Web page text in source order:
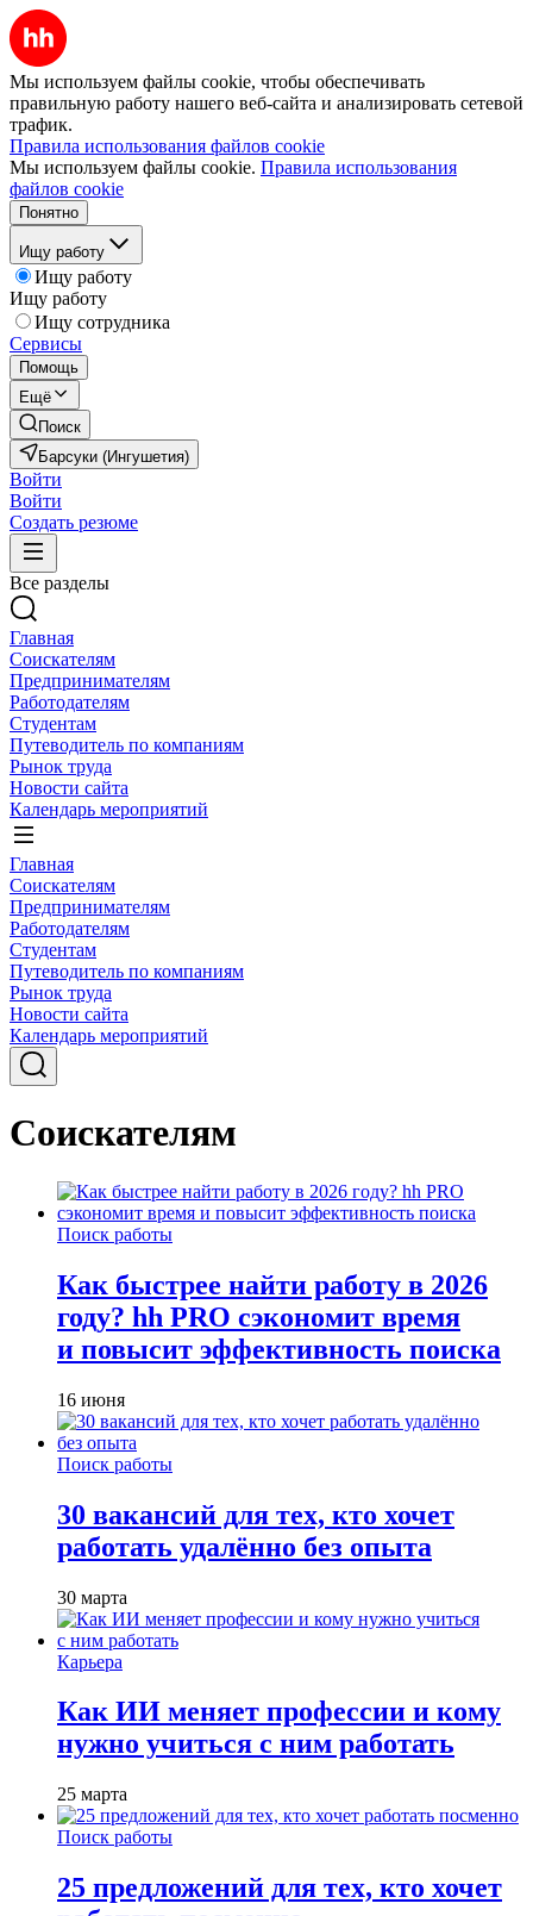
Мы используем файлы cookie, чтобы обеспечивать
правильную работу нашего веб-сайта и анализировать сетевой
трафик.
Правила использования файлов cookie
Мы используем файлы cookie. Правила использования
файлов cookie
Понятно
Ищу работу
Ищу работу
Ищу работу
Ищу сотрудника
Сервисы
Помощь
Ещё
Поиск
Барсуки (Ингушетия)
Войти
Войти
Создать резюме
Все разделы
Главная
Соискателям
Предпринимателям
Работодателям
Студентам
Путеводитель по компаниям
Рынок труда
Новости сайта
Календарь мероприятий
Главная
Соискателям
Предпринимателям
Работодателям
Студентам
Путеводитель по компаниям
Рынок труда
Новости сайта
Календарь мероприятий
Соискателям
Поиск работы
Как быстрее найти работу в 2026
году? hh PRO сэкономит время
и повысит эффективность поиска
16 июня
Поиск работы
30 вакансий для тех, кто хочет
работать удалённо без опыта
30 марта
Карьера
Как ИИ меняет профессии и кому
нужно учиться с ним работать
25 марта
Поиск работы
25 предложений для тех, кто хочет